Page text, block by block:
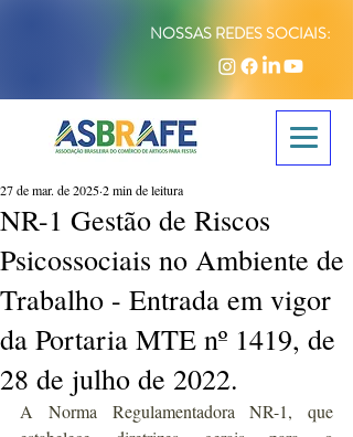
NOSSAS REDES SOCIAIS:
NR-1 Gestão de Riscos
Psicossociais no Ambiente de
Trabalho - Entrada em vigor
da Portaria MTE nº 1419, de
28 de julho de 2022.
27 de mar. de 20252 min de leitura
A Norma Regulamentadora NR-1, que